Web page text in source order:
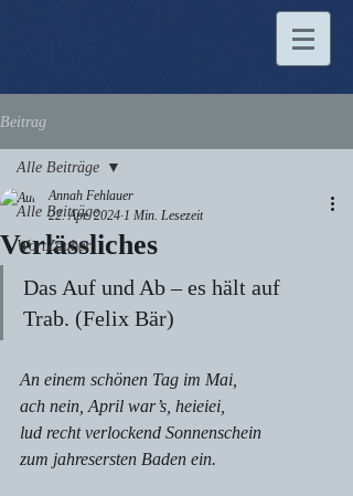
Beitrag
Alle Beiträge
WortZauber
Alle Beiträge
Verlässliches
Annah Fehlauer
22. Apr. 2024 1 Min. Lesezeit
Das Auf und Ab – es hält auf
Trab. (Felix Bär)
An einem schönen Tag im Mai,
ach nein, April war’s, heieiei,
lud recht verlockend Sonnenschein
zum jahresersten Baden ein.